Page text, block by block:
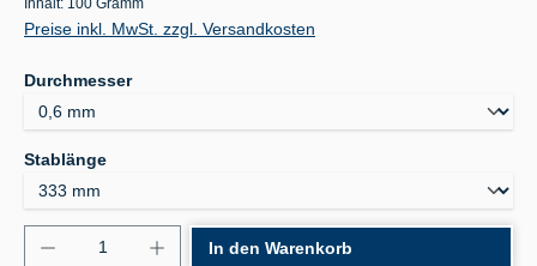
Preise inkl. MwSt. zzgl. Versandkosten
Durchmesserauswählen
Stablängeauswählen
Produkt Anzahl: Gib den gewünschten Wert ein
In den Warenkorb